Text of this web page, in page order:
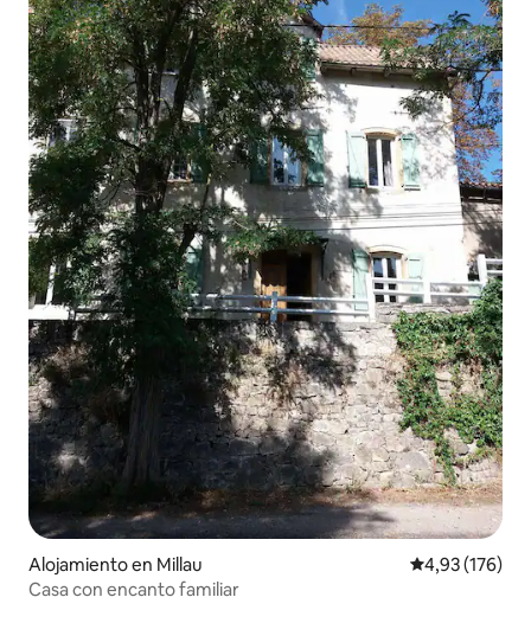
Alojamiento en Millau Calificación
4,93 (176)
Casa con encanto familiar